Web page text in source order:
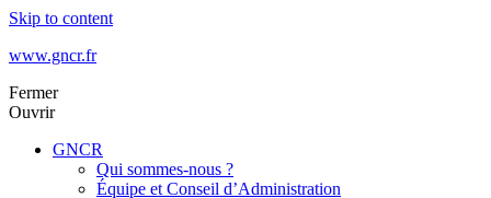
Skip to content
www.gncr.fr
Fermer
Ouvrir
GNCR
Qui sommes-nous ?
Équipe et Conseil d’Administration